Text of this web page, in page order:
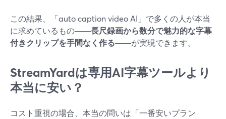
この結果、「auto caption video AI」で多くの人が本当
に求めているもの――長尺録画から数分で魅力的な字幕
付きクリップを手間なく作る――が実現できます。
StreamYardは専用AI字幕ツールより
本当に安い？
コスト重視の場合、本当の問いは「一番安いプラン